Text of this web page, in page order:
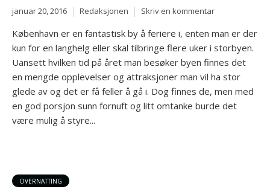
januar 20, 2016 Redaksjonen Skriv en kommentar
København er en fantastisk by å feriere i, enten man er der
kun for en langhelg eller skal tilbringe flere uker i storbyen.
Uansett hvilken tid på året man besøker byen finnes det
en mengde opplevelser og attraksjoner man vil ha stor
glede av og det er få feller å gå i. Dog finnes de, men med
en god porsjon sunn fornuft og litt omtanke burde det
være mulig å styre...
OVERNATTING